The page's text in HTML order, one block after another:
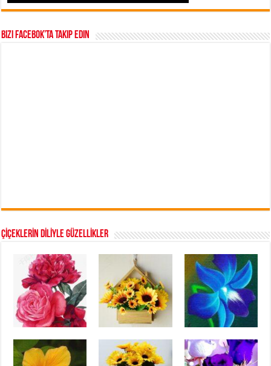
Bizi Facebok’ta takip edin
ÇİÇEKLERİN DİLİYLE GÜZELLİKLER